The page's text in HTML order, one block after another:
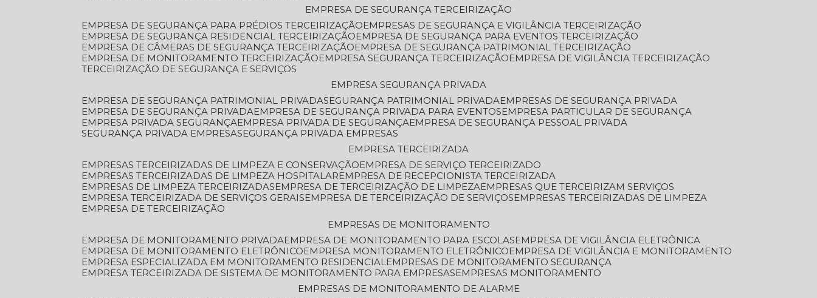
EMPRESA DE SEGURANÇA TERCEIRIZAÇÃO
EMPRESA DE SEGURANÇA PARA PRÉDIOS TERCEIRIZAÇÃO
EMPRESAS DE SEGURANÇA E VIGILÂNCIA TERCEIRIZAÇÃO
EMPRESA DE SEGURANÇA RESIDENCIAL TERCEIRIZAÇÃO
EMPRESA DE SEGURANÇA PARA EVENTOS TERCEIRIZAÇÃO
EMPRESA DE CÂMERAS DE SEGURANÇA TERCEIRIZAÇÃO
EMPRESA DE SEGURANÇA PATRIMONIAL TERCEIRIZAÇÃO
EMPRESA DE MONITORAMENTO TERCEIRIZAÇÃO
EMPRESA SEGURANÇA TERCEIRIZAÇÃO
EMPRESA DE VIGILÂNCIA TERCEIRIZAÇÃO
TERCEIRIZAÇÃO DE SEGURANÇA E SERVIÇOS
EMPRESA SEGURANÇA PRIVADA
EMPRESA DE SEGURANÇA PATRIMONIAL PRIVADA SEGURANÇA PATRIMONIAL PRIVADA
EMPRESAS DE SEGURANÇA PRIVADA
EMPRESA DE SEGURANÇA PRIVADA
EMPRESA DE SEGURANÇA PRIVADA PARA EVENTOS
EMPRESA PARTICULAR DE SEGURANÇA
EMPRESA PRIVADA SEGURANÇA
EMPRESA PRIVADA DE SEGURANÇA
EMPRESA DE SEGURANÇA PESSOAL PRIVADA
SEGURANÇA PRIVADA EMPRESA SEGURANÇA PRIVADA EMPRESAS
EMPRESA TERCEIRIZADA
EMPRESAS TERCEIRIZADAS DE LIMPEZA E CONSERVAÇÃO
EMPRESA DE SERVIÇO TERCEIRIZADO
EMPRESAS TERCEIRIZADAS DE LIMPEZA HOSPITALAR
EMPRESA DE RECEPCIONISTA TERCEIRIZADA
EMPRESAS DE LIMPEZA TERCEIRIZADAS
EMPRESA DE TERCEIRIZAÇÃO DE LIMPEZA
EMPRESAS QUE TERCEIRIZAM SERVIÇOS
EMPRESA TERCEIRIZADA DE SERVIÇOS GERAIS
EMPRESA DE TERCEIRIZAÇÃO DE SERVIÇOS
EMPRESAS TERCEIRIZADAS DE LIMPEZA
EMPRESA DE TERCEIRIZAÇÃO
EMPRESAS DE MONITORAMENTO
EMPRESA DE MONITORAMENTO PRIVADA
EMPRESA DE MONITORAMENTO PARA ESCOLAS
EMPRESA DE VIGILÂNCIA ELETRÔNICA
EMPRESA DE MONITORAMENTO ELETRÔNICO
EMPRESA MONITORAMENTO ELETRÔNICO
EMPRESA DE VIGILÂNCIA E MONITORAMENTO
EMPRESA ESPECIALIZADA EM MONITORAMENTO RESIDENCIAL
EMPRESAS DE MONITORAMENTO SEGURANÇA
EMPRESA TERCEIRIZADA DE SISTEMA DE MONITORAMENTO PARA EMPRESAS
EMPRESAS MONITORAMENTO
EMPRESAS DE MONITORAMENTO DE ALARME